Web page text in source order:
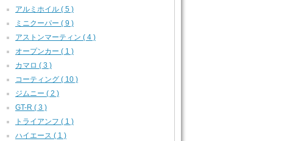
アルミホイル ( 5 )
ミニクーパー ( 9 )
アストンマーティン ( 4 )
オープンカー ( 1 )
カマロ ( 3 )
コーティング ( 10 )
ジムニー ( 2 )
GT-R ( 3 )
トライアンフ ( 1 )
ハイエース ( 1 )